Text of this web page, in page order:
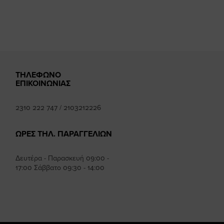
ΤΗΛΕΦΩΝΟ
ΕΠΙΚΟΙΝΩΝΙΑΣ
2310 222 747 / 2103212226
ΩΡΕΣ ΤΗΛ. ΠΑΡΑΓΓΕΛΙΩΝ
Δευτέρα - Παρασκευή 09:00 -
17:00 Σάββατο 09:30 - 14:00